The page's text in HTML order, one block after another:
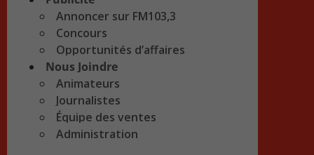
Annoncer sur FM103,3
Concours
Opportunités d’affaires
Nous Joindre
Animateurs
Journalistes
Équipe des ventes
Administration